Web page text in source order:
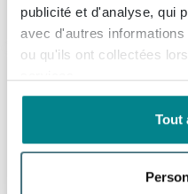
publicité et d'analyse, qui
avec d'autres
ou qu'ils ont collectées
Tout
901,52
vasque -
1 - 2
09